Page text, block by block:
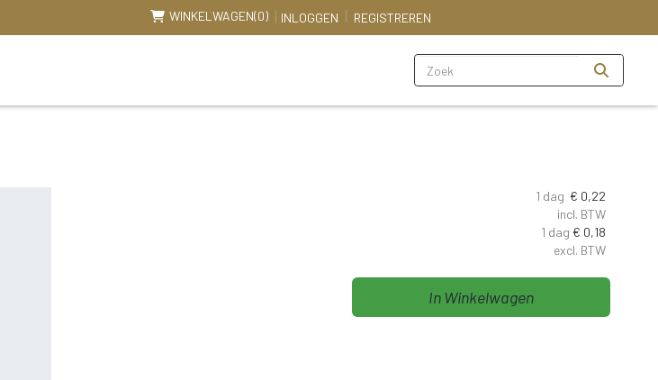
WINKELWAGEN(0) INLOGGEN REGISTREREN
Zoeken
1 dag € 0,22
incl. BTW
1 dag € 0,18
excl. BTW
In Winkelwagen